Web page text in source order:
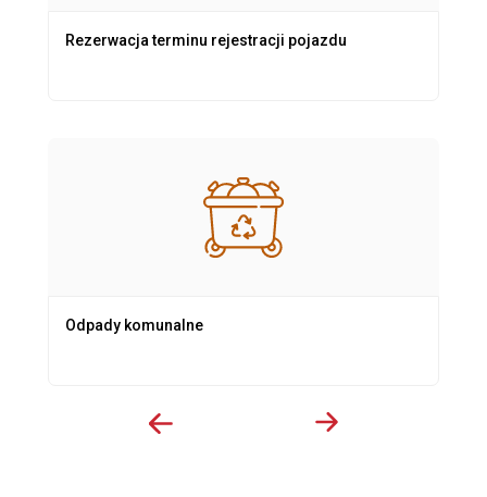
Rezerwacja terminu rejestracji pojazdu
Odpady komunalne